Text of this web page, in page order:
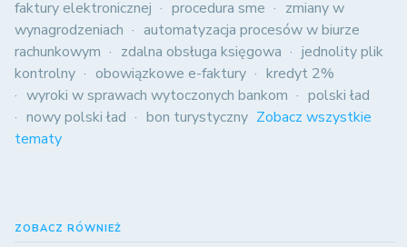
faktury elektronicznej
procedura sme
zmiany w
wynagrodzeniach
automatyzacja procesów w biurze
rachunkowym
zdalna obsługa księgowa
jednolity plik
kontrolny
obowiązkowe e-faktury
kredyt 2%
wyroki w sprawach wytoczonych bankom
polski ład
nowy polski ład
bon turystyczny Zobacz wszystkie
tematy
ZOBACZ RÓWNIEŻ